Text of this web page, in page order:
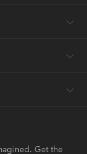
Get the